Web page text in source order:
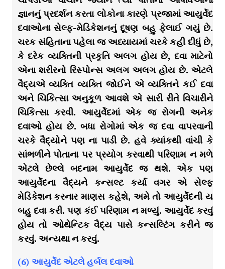
જ્ઞાનનું પ્રદર્શન કરતા લોકોના કારણે પ્રજામાં આયુર્વેદ
દવાઓના સેલ્ફ-મેડિકેશનનું દૂષણ બહુ ફેલાઈ ગયું છે.
ચરક સંહિતાના પહેલા જ અધ્યાયમાં ચરકે કહી દીધું છે,
કે દરેક વ્યક્તિની પ્રકૃતિ અલગ હોય છે, દવા માટેનો
એના શરીરનો રિસ્પોન્સ અલગ અલગ હોય છે. એટલે
વૈદ્યએ વ્યક્તિ વ્યક્તિ જોઈને એ વ્યક્તિને કઈ દવા
અને ચિકિત્સા અનુકૂળ આવશે એ સારી રીતે વિચારીને
ચિકિત્સા કરવી. આયુર્વેદમાં એક જ રોગની અનેક
દવાઓ હોય છે. બધા રોગોમાં એક જ દવા વાપરવાની
ચરકે વૈદ્યોને પણ ના પાડી છે. હવે ક્યાંકથી વાંચી કે
સાંભળીને પોતાના પર પ્રયોગ કરવાથી પરિણામ ન મળે
એટલે છેલ્લે બદનામ આયુર્વેદ જ થશે. એક પણ
આયુર્વેદના વૈદ્યને કન્સલ્ટ કર્યા વગર એ સેલ્ફ
મેડિકેશન કરનાર માણસ કહેશે, અમે તો આયુર્વેદની ય
બહુ દવા કરી. પણ કંઈ પરિણામ ન મળ્યું. આયુર્વેદ કરવું
હોય તો ઓથેન્ટિક વૈદ્ય પાસે કન્સલ્ટિંગ કરીને જ
કરવું. અન્યથા ન કરવું.
(6) આયુર્વેદ એટલે હર્બલ દવાઓ